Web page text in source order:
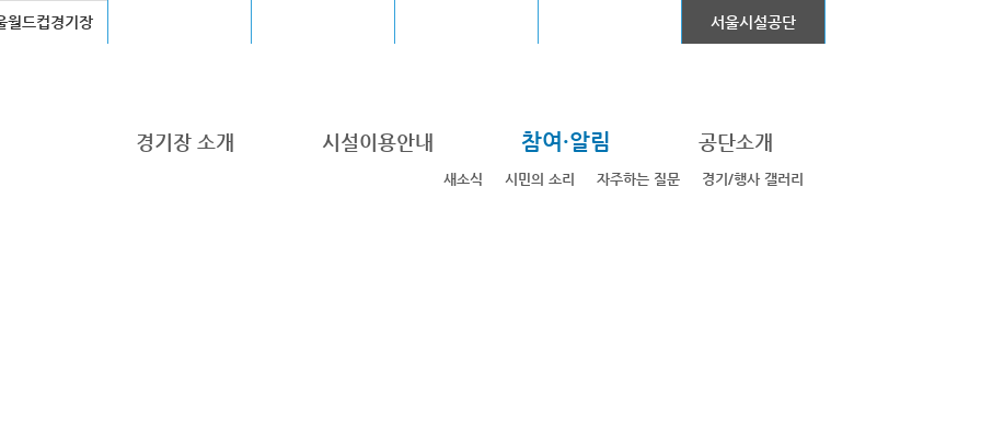
월드컵경기장 서울시설공단
경기장 소개 시설이용안내 참여·알림
새소식 시민의 소리 자주하는 질문 경기/행사 갤러리
공단소개